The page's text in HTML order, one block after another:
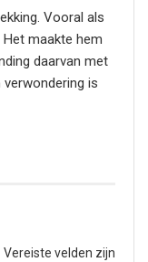
Vooral als
maakte hem
daarvan met
is
Vereiste velden zijn